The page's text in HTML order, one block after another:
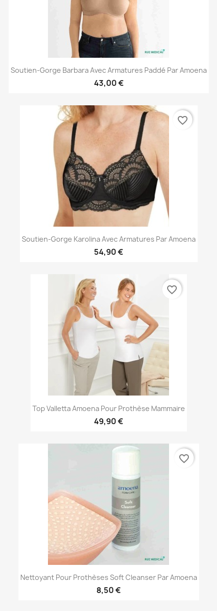
Soutien-Gorge Barbara Avec Armatures Paddé Par Amoena
43,00 €
Soutien-Gorge Karolina Avec Armatures Par Amoena
54,90 €
favorite_border
Top Valletta Amoena Pour Prothèse Mammaire
49,90 €
favorite_border
Nettoyant Pour Prothèses Soft Cleanser Par Amoena
8,50 €
favorite_border